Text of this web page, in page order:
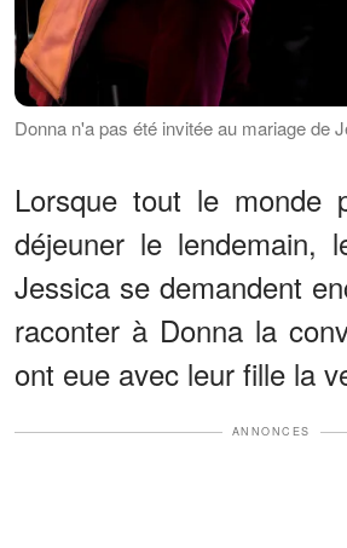
Donna n'a pas été invitée au mariage de
Lorsque tout le monde
déjeuner le lendemain,
Jessica se demandent
raconter à Donna la
ont eue avec leur fille la
ANNONCES